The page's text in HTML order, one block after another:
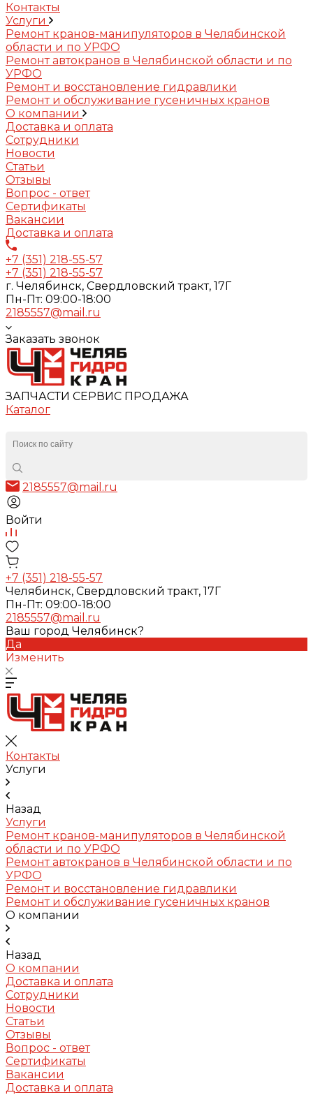
Контакты
Услуги
Ремонт кранов-манипуляторов в Челябинской
области и по УРФО
Ремонт автокранов в Челябинской области и по
УРФО
Ремонт и восстановление гидравлики
Ремонт и обслуживание гусеничных кранов
О компании
Доставка и оплата
Сотрудники
Новости
Статьи
Отзывы
Вопрос - ответ
Сертификаты
Вакансии
Доставка и оплата
+7 (351) 218-55-57
+7 (351) 218-55-57
г. Челябинск, Свердловский тракт, 17Г
Пн-Пт: 09:00-18:00
2185557@mail.ru
Заказать звонок
ЗАПЧАСТИ СЕРВИС ПРОДАЖА
Каталог
2185557@mail.ru
Войти
+7 (351) 218-55-57
Челябинск, Свердловский тракт, 17Г
Пн-Пт: 09:00-18:00
2185557@mail.ru
Ваш город Челябинск?
Да
Изменить
Контакты
Услуги
Назад
Услуги
Ремонт кранов-манипуляторов в Челябинской
области и по УРФО
Ремонт автокранов в Челябинской области и по
УРФО
Ремонт и восстановление гидравлики
Ремонт и обслуживание гусеничных кранов
О компании
Назад
О компании
Доставка и оплата
Сотрудники
Новости
Статьи
Отзывы
Вопрос - ответ
Сертификаты
Вакансии
Доставка и оплата